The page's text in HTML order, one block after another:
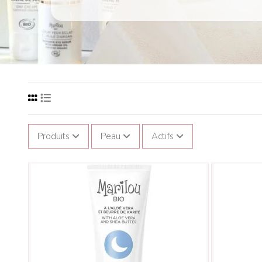
Produits Peau Actifs